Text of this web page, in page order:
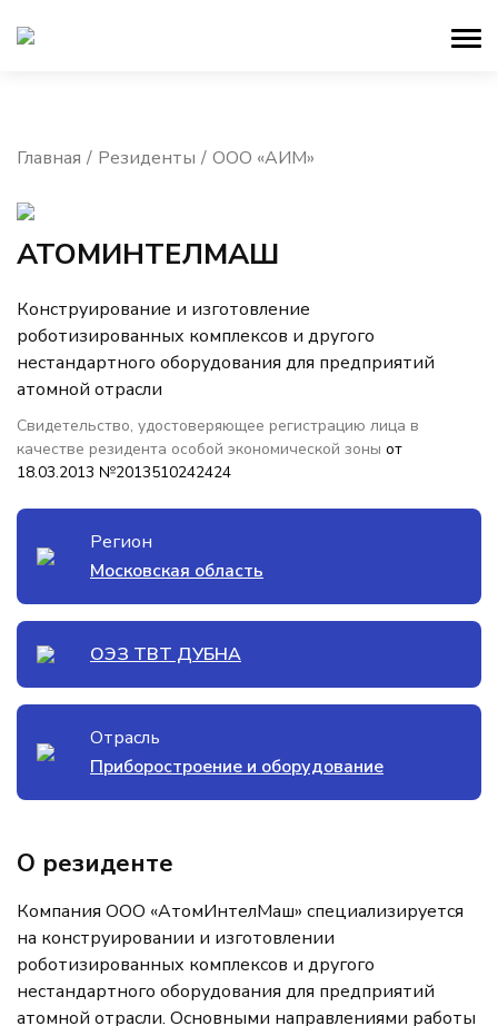
Главная Резиденты ООО «АИМ»
АТОМИНТЕЛМАШ
Конструирование и изготовление
роботизированных комплексов и другого
нестандартного оборудования для предприятий
атомной отрасли
Свидетельство, удостоверяющее регистрацию лица в
качестве резидента особой экономической зоны от
18.03.2013 №2013510242424
Регион
Московская область
ОЭЗ ТВТ ДУБНА
Отрасль
Приборостроение и оборудование
О резиденте
Компания ООО «АтомИнтелМаш» специализируется
на конструировании и изготовлении
роботизированных комплексов и другого
нестандартного оборудования для предприятий
атомной отрасли. Основными направлениями работы